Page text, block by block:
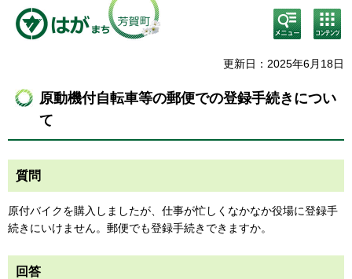
検
索・
メニ
コン
テン
ニュ
更新日：2025年6月18日
原動機付自転車等の郵便での登録手続きについ
て
質問
原付バイクを購入しましたが、仕事が忙しくなかなか役場に登録手
続きにいけません。郵便でも登録手続きできますか。
回答